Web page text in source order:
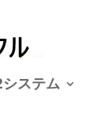
ステム